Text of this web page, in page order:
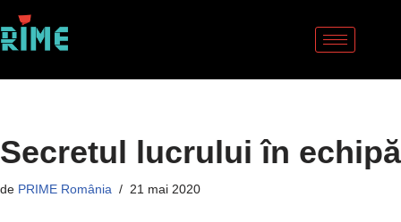
Sari
Secretul lucrului în echipă
de PRIME România 21 mai 2020